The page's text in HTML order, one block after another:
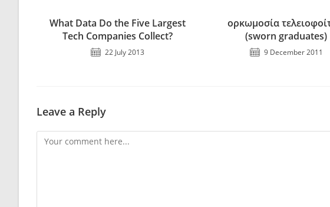
What Data Do the Five Largest
Tech Companies Collect?
22 July 2013
ορκωμοσία
(sworn graduates)
9 December 2011
Leave a Reply